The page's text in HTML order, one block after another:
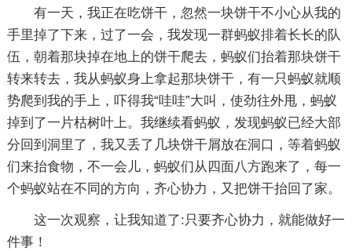
有一天，我正在吃饼干，忽然一块饼干不小心从我的
手里掉了下来，过了一会，我发现一群蚂蚁排着长长的队
伍，朝着那块掉在地上的饼干爬去，蚂蚁们抬着那块饼干
转来转去，我从蚂蚁身上拿起那块饼干，有一只蚂蚁就顺
势爬到我的手上，吓得我“哇哇”大叫，使劲往外甩，蚂蚁
掉到了一片枯树叶上。我继续看蚂蚁，发现蚂蚁已经大部
分回到洞里了，我又丢了几块饼干屑放在洞口，等着蚂蚁
们来抬食物，不一会儿，蚂蚁们从四面八方跑来了，每一
个蚂蚁站在不同的方向，齐心协力，又把饼干抬回了家。
这一次观察，让我知道了:只要齐心协力，就能做好一
件事！